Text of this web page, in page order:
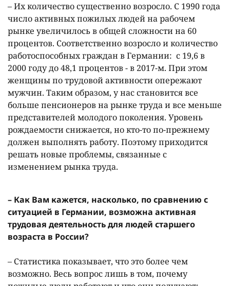
– Их количество существенно возросло. С 1990 года
число активных пожилых людей на рабочем
рынке увеличилось в общей сложности на 60
процентов. Соответственно возросло и количество
работоспособных граждан в Германии: с 19,6 в
2000 году до 48,1 процентов - в 2017-м. При этом
женщины по трудовой активности опережают
мужчин. Таким образом, у нас становится все
больше пенсионеров на рынке труда и все меньше
представителей молодого поколения. Уровень
рождаемости снижается, но кто-то по-прежнему
должен выполнять работу. Поэтому приходится
решать новые проблемы, связанные с
изменением рынка труда.
– Как Вам кажется, насколько, по сравнению с
ситуацией в Германии, возможна активная
трудовая деятельность для людей старшего
возраста в России?
– Статистика показывает, что это более чем
возможно. Весь вопрос лишь в том, почему